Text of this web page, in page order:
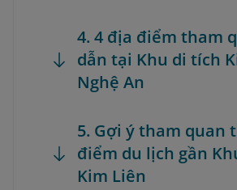
4. 4 địa điểm tham
dẫn tại Khu di tích
Nghệ An
5. Gợi ý tham quan
điểm du lịch gần
Kim Liên